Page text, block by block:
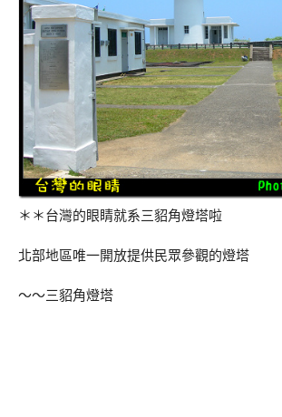
＊＊台灣的眼睛就系三貂角燈塔啦
北部地區唯一開放提供民眾參觀的燈塔
～～三貂角燈塔